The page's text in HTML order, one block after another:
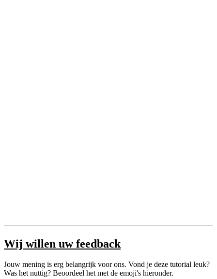
Wij willen uw feedback
Jouw mening is erg belangrijk voor ons. Vond je deze tutorial leuk?
Was het nuttig? Beoordeel het met de emoji's hieronder.